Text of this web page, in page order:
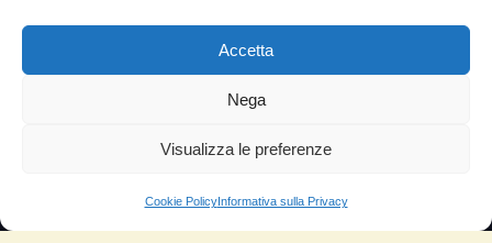
Accetta
Nega
Visualizza le preferenze
Cookie PolicyInformativa sulla Privacy
Minor consumo di olio
Riduzione della rumorosità